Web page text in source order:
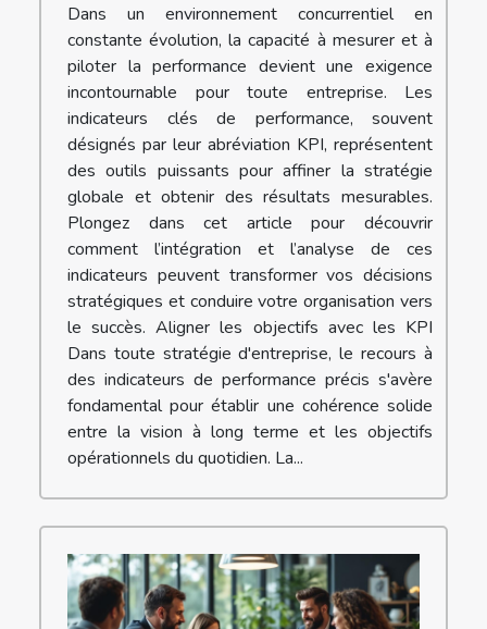
Dans un environnement concurrentiel en
constante évolution, la capacité à mesurer et à
piloter la performance devient une exigence
incontournable pour toute entreprise. Les
indicateurs clés de performance, souvent
désignés par leur abréviation KPI, représentent
des outils puissants pour affiner la stratégie
globale et obtenir des résultats mesurables.
Plongez dans cet article pour découvrir
comment l’intégration et l’analyse de ces
indicateurs peuvent transformer vos décisions
stratégiques et conduire votre organisation vers
le succès. Aligner les objectifs avec les KPI
Dans toute stratégie d'entreprise, le recours à
des indicateurs de performance précis s'avère
fondamental pour établir une cohérence solide
entre la vision à long terme et les objectifs
opérationnels du quotidien. La...